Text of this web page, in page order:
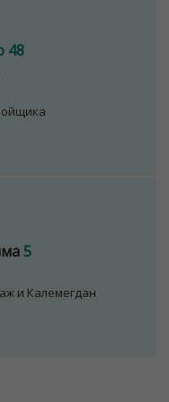
с ребенком
транспорт. Вы
услуг № 447/6, от
48
5
и Калемегдан